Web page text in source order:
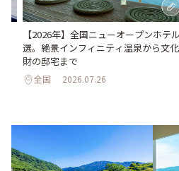
【2026年】全国ニューオープンホテ
選。絶景インフィニティ温泉から文化
財の邸宅まで
全国 2026.07.26